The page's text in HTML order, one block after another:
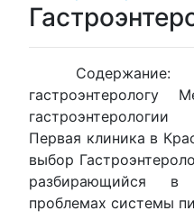
Содержание:
гастроэнтерологу
Первая клиника в
выбор
разбирающийся в
проблемах системы